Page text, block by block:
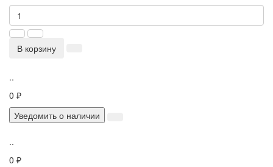
В корзину
..
0 ₽
Уведомить о наличии
..
0 ₽